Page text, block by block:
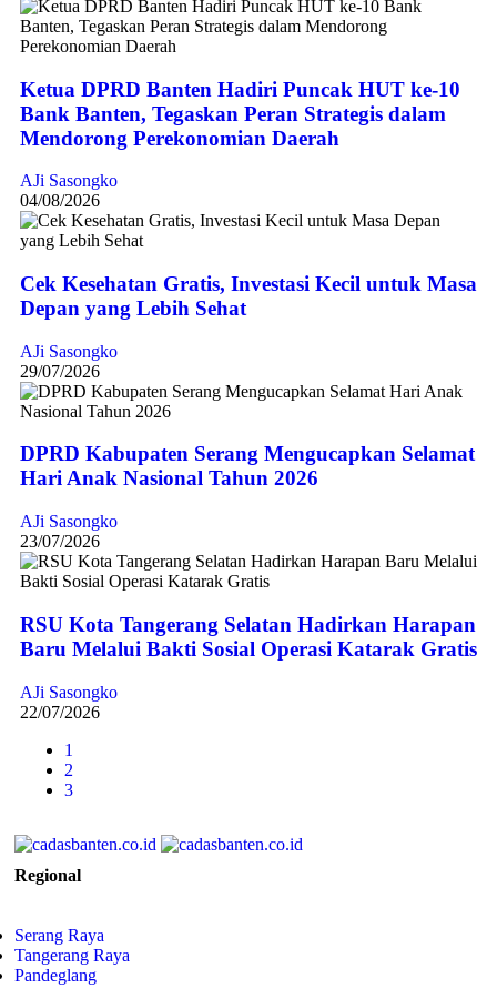
Ketua DPRD Banten Hadiri Puncak HUT ke-10
Bank Banten, Tegaskan Peran Strategis dalam
Mendorong Perekonomian Daerah
AJi Sasongko
04/08/2026
Cek Kesehatan Gratis, Investasi Kecil untuk Masa
Depan yang Lebih Sehat
AJi Sasongko
29/07/2026
DPRD Kabupaten Serang Mengucapkan Selamat
Hari Anak Nasional Tahun 2026
AJi Sasongko
23/07/2026
RSU Kota Tangerang Selatan Hadirkan Harapan
Baru Melalui Bakti Sosial Operasi Katarak Gratis
AJi Sasongko
22/07/2026
1
2
3
Regional
Serang Raya
Tangerang Raya
Pandeglang